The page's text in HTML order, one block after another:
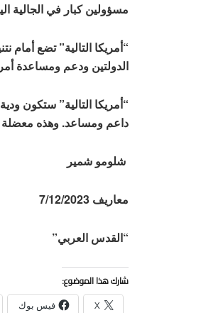
مسؤولين كبار في الجالية
“أمريكا التالية” تضع
الدولتين ودعم ومساعدة
“أمريكا التالية” ستكون
داعم ومساعد. وهذه
شلومو شمير
معاريف 7/12/2023
“القدس العربي”
شارك هذا الموضوع:
X فيس بوك